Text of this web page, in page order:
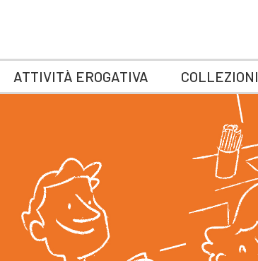
ATTIVITÀ EROGATIVA COLLEZIONI